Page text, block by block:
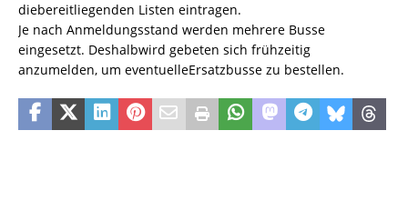
diebereitliegenden Listen eintragen.
Je nach Anmeldungsstand werden mehrere Busse
eingesetzt. Deshalbwird gebeten sich frühzeitig
anzumelden, um eventuelleErsatzbusse zu bestellen.